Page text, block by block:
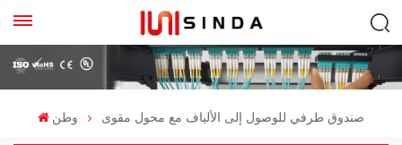
وطن صندوق طرفي للوصول إلى الألياف مع محول مقوى